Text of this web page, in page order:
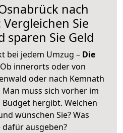
nach
Sie
sparen Sie Geld
bei jedem Umzug – Die
Ob innerorts oder von
oder nach Kemnath
Man muss sich vorher im
Budget hergibt. Welchen
wünschen Sie? Was
dafür ausgeben?